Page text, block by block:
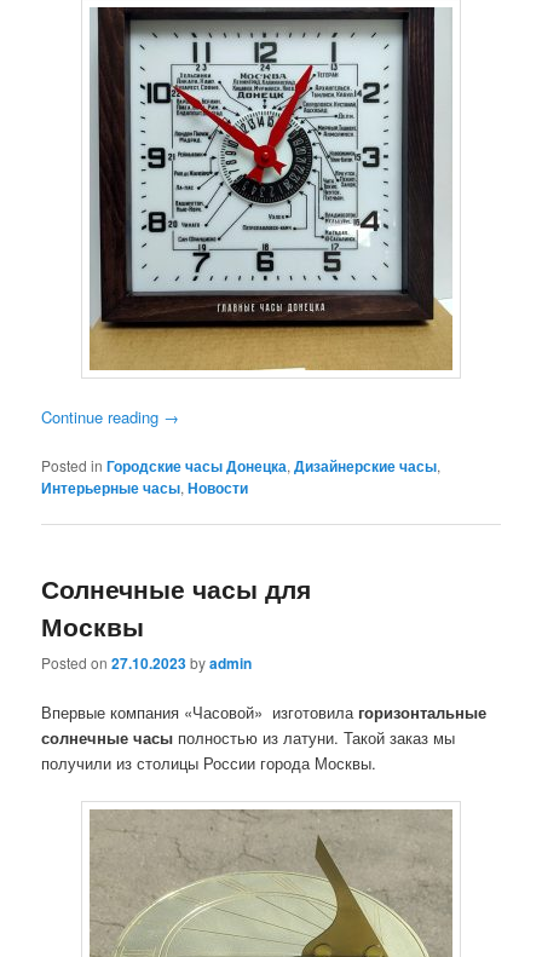
Continue reading →
Posted in Городские часы Донецка,Дизайнерские часы,
Интерьерные часы,Новости
Солнечные часы для
Москвы
Posted on27.10.2023byadmin
Впервые компания «Часовой» изготовила горизонтальные
солнечные часы полностью из латуни. Такой заказ мы
получили из столицы России города Москвы.